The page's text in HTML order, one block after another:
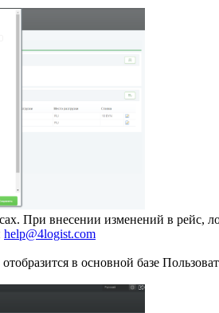
При внесении изменений в рейс,
help@4logist.com
в основной базе